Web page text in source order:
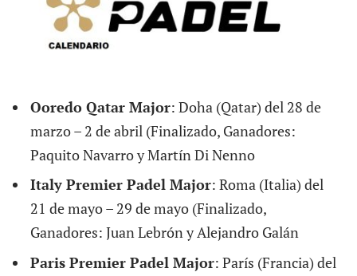
Ooredo Qatar Major: Doha (Qatar) del 28 de
marzo – 2 de abril (Finalizado, Ganadores:
Paquito Navarro y Martín Di Nenno
Italy Premier Padel Major: Roma (Italia) del
21 de mayo – 29 de mayo (Finalizado,
Ganadores: Juan Lebrón y Alejandro Galán
Paris Premier Padel Major: París (Francia) del